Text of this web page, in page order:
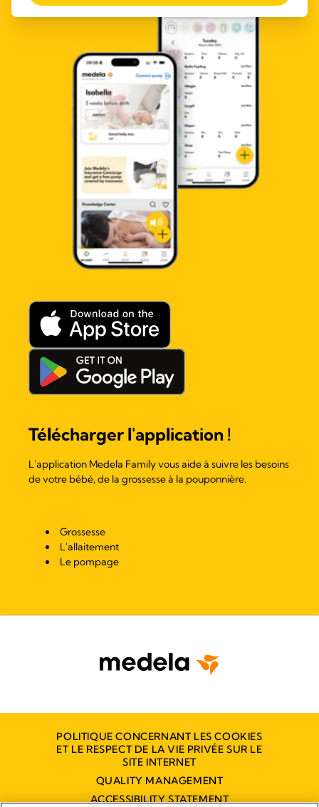
Télécharger l'application !
L'application Medela Family vous aide à suivre les besoins
de votre bébé, de la grossesse à la pouponnière.
Grossesse
L'allaitement
Le pompage
POLITIQUE CONCERNANT LES COOKIES
ET LE RESPECT DE LA VIE PRIVÉE SUR LE
SITE INTERNET
QUALITY MANAGEMENT
ACCESSIBILITY STATEMENT